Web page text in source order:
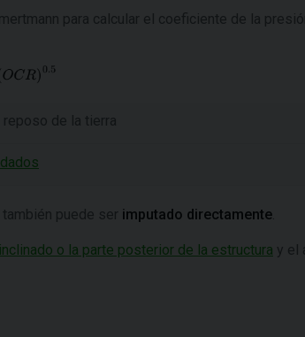
para calcular el coeficiente de la
de la tierra
puede ser imputado directamente
o la parte posterior de la estructura y el